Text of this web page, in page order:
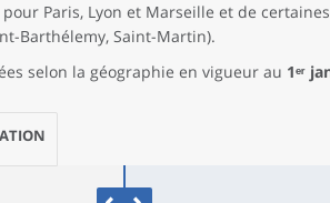
Paris, Lyon et Marseille et de
Barthélemy, Saint-Martin).
selon la géographie en vigueur au 1ᵉʳ